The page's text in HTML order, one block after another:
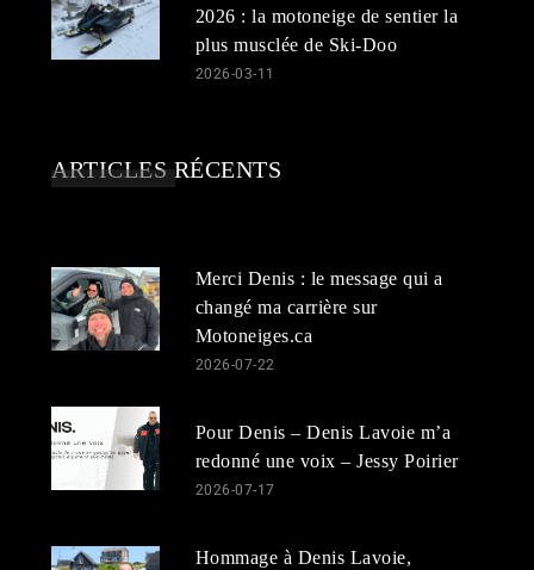
2026 : la motoneige de sentier la
plus musclée de Ski-Doo
2026-03-11
ARTICLES RÉCENTS
Merci Denis : le message qui a
changé ma carrière sur
Motoneiges.ca
2026-07-22
Pour Denis – Denis Lavoie m’a
redonné une voix – Jessy Poirier
2026-07-17
Hommage à Denis Lavoie,